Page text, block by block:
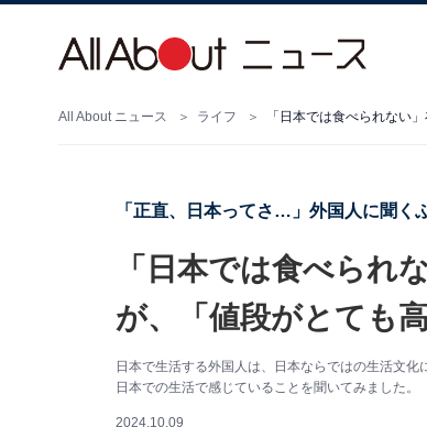
All About ニュース ライフ 「日本では食べられない
「正直、日本ってさ…」外国人に聞く
「日本では食べられ
が、「値段がとても
日本で生活する外国人は、日本ならではの生活文
日本での生活で感じていることを聞いてみました。
2024.10.09